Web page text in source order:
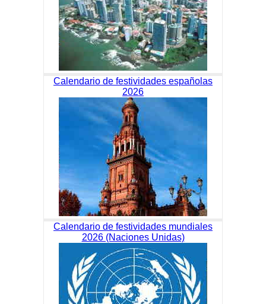
Calendario de festividades españolas
2026
Calendario de festividades mundiales
2026 (Naciones Unidas)